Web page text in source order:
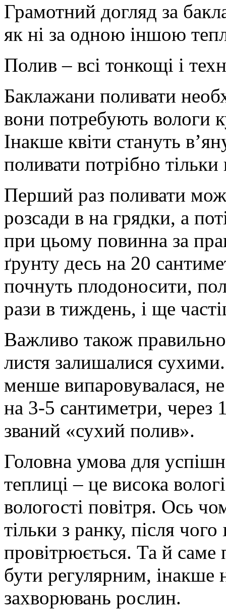
Грамотний догляд за
як ні за одною іншою
Полив – всі тонкощі і
Баклажани поливати
вони потребують вологи
Інакше квіти стануть
поливати потрібно
Перший раз поливати
розсади в на грядки, а
при цьому повинна за
ґрунту десь на 20
почнуть плодоносити,
рази в тиждень, і ще
Важливо також
листя залишалися
менше випаровувалася,
на 3-5 сантиметри, через
званий «сухий полив».
Головна умова для
теплиці – це висока
вологості повітря. Ось
тільки з ранку, після
провітрюється. Та й
бути регулярним, інакше
захворювань рослин.